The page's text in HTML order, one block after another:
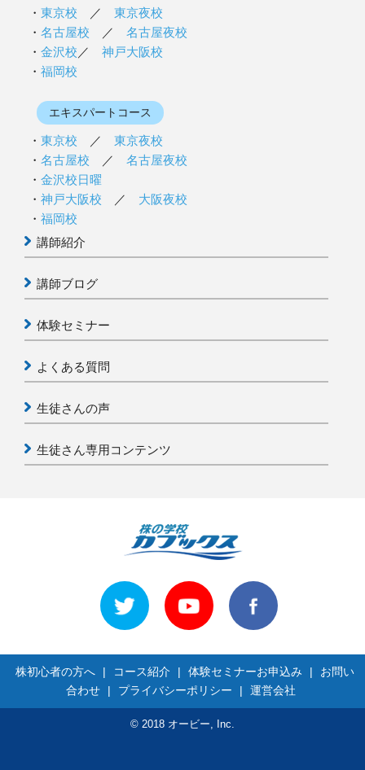
東京校 ／ 東京夜校
名古屋校 ／ 名古屋夜校
金沢校 ／ 神戸大阪校
福岡校
エキスパートコース
東京校 ／ 東京夜校
名古屋校 ／ 名古屋夜校
金沢校日曜
神戸大阪校 ／ 大阪夜校
福岡校
講師紹介
講師ブログ
体験セミナー
よくある質問
生徒さんの声
生徒さん専用コンテンツ
株初心者の方へ | コース紹介 | 体験セミナーお申込み |
お問い
合わせ
| プライバシーポリシー | 運営会社
© 2018 オービー, Inc.